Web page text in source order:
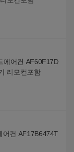
에어컨 AF60F17D
리모컨포함
어컨 AF17B6474T